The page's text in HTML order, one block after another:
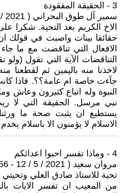
3 - الحقيقة المفقودة
سمير آل طوق البحراني ( 2021 / 5 / 12 - 14:48 )
الاخ الكريم بعد التحية. شكرا
حقائقا بينات واصبت في قولك
الافعال التي تناقضت مع ما
التناقضات الآية التي تقول (ولو
لاخذنا منه باليمين ثم لقطعنا
جآءت خاصة ام عامة؟؟. فاذا
النبوة وله اتباع كثيرون وعاش
نبي مرسل. الحقيقة التي لا
يستطيع ان يثبت صحة ما
الاسلام لا يؤمنون الا باسلام
4 - وماذا تفسر احبوا اعدائكم
مروان سعيد ( 2021 / 5 / 12 - 17:56 )
تحية للاستاذ صادق العلي وتحيتي
من المعيب ان تفسر الايات